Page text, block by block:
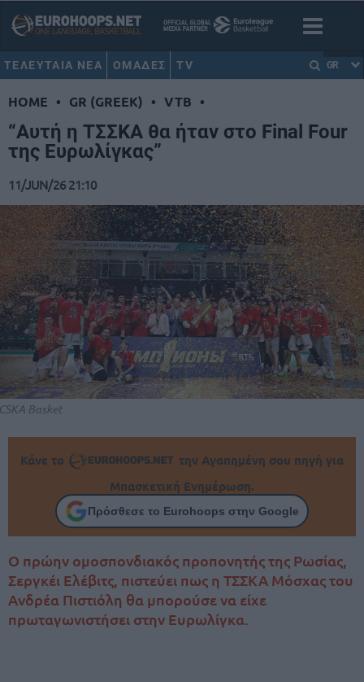
ΤΕΛΕΥΤΑΙΑ ΝΕΑ ΟΜΑΔΕΣ TV GR
HOME • GR (GREEK) • VTB •
“Αυτή η ΤΣΣΚΑ θα ήταν στο Final Four
της Ευρωλίγκας”
11/JUN/26 21:10
Basket
Κάνε το
την Αγαπημένη σου πηγή για
Μπασκετική Ενημέρωση.
Πρόσθεσε το Eurohoops στην Google
Ο πρώην ομοσπονδιακός προπονητής της Ρωσίας,
Σεργκέι Ελέβιτς, πιστεύει πως η ΤΣΣΚΑ Μόσχας του
Ανδρέα Πιστιόλη θα μπορούσε να είχε
πρωταγωνιστήσει στην Ευρωλίγκα.